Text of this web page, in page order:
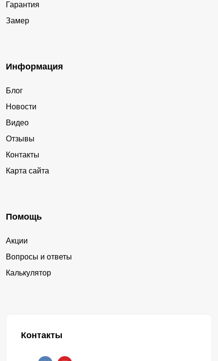
Гарантия
Замер
Информация
Блог
Новости
Видео
Отзывы
Контакты
Карта сайта
Помощь
Акции
Вопросы и ответы
Калькулятор
Контакты